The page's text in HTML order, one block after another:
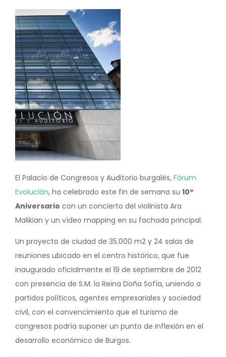
Image
El Palacio de Congresos y Auditorio burgalés, Fórum
Evolución, ha celebrado este fin de semana su 10º
Aniversario con un concierto del violinista Ara
Malikian y un vídeo mapping en su fachada principal.
Un proyecto de ciudad de 35.000 m2 y 24 salas de
reuniones ubicado en el centro histórico, que fue
inaugurado oficialmente el 19 de septiembre de 2012
con presencia de S.M. la Reina Doña Sofía, uniendo a
partidos políticos, agentes empresariales y sociedad
civil, con el convencimiento que el turismo de
congresos podría suponer un punto de inflexión en el
desarrollo económico de Burgos.